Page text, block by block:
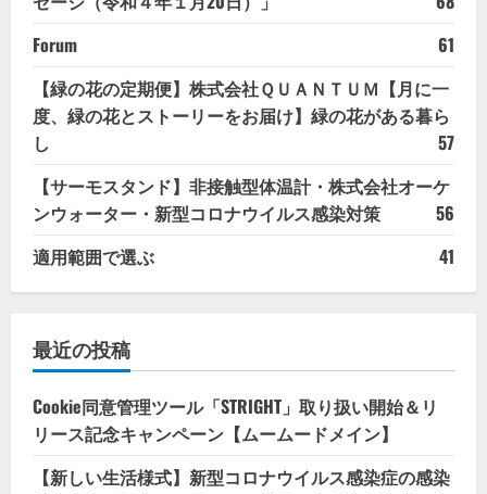
Forum
61
【緑の花の定期便】株式会社ＱＵＡＮＴＵＭ【月に一
度、緑の花とストーリーをお届け】緑の花がある暮ら
し
57
【サーモスタンド】非接触型体温計・株式会社オーケ
ンウォーター・新型コロナウイルス感染対策
56
適用範囲で選ぶ
41
最近の投稿
Cookie同意管理ツール「STRIGHT」取り扱い開始＆リ
リース記念キャンペーン【ムームードメイン】
【新しい生活様式】新型コロナウイルス感染症の感染